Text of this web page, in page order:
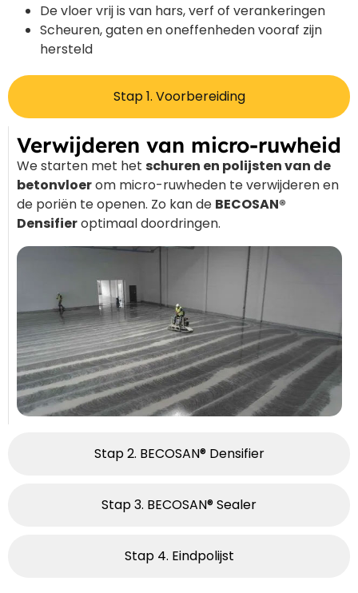
De vloer vrij is van hars, verf of verankeringen
Scheuren, gaten en oneffenheden vooraf zijn
hersteld
Stap 1. Voorbereiding
Stap 2. BECOSAN® Densifier
Stap 3. BECOSAN® Sealer
Stap 4. Eindpolijst
Verwijderen van micro-ruwheid
We starten met het schuren en polijsten van de
betonvloerom micro-ruwheden te verwijderen en
de poriën te openen. Zo kan de BECOSAN®
Densifieroptimaal doordringen.